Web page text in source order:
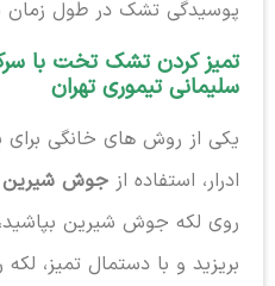
پوسیدگی تشک در طول زمان
تمیز کردن تشک تخت با
سلیمانی تیموری تهران
یکی از روش های خانگی
ادرار، استفاده از جوش شیرین
روی لکه جوش شیرین
بریزید و با دستمال تمیز،